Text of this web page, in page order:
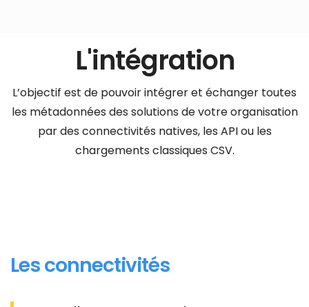
L'intégration
L’objectif est de pouvoir intégrer et échanger toutes
les métadonnées des solutions de votre organisation
par des connectivités natives, les API ou les
chargements classiques CSV.
Les connectivités